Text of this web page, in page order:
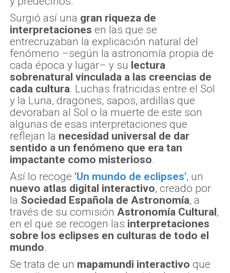
la necesidad de comprenderlos, registrarlos
y predecirlos.
Surgió así unagran riqueza de
interpretacionesen las que se
entrecruzaban la explicación natural del
fenómeno –según la astronomía propia de
cada época y lugar– y sulectura
sobrenatural vinculada a las creencias de
cada cultura. Luchas fratricidas entre el Sol
y la Luna, dragones, sapos, ardillas que
devoraban al Sol o la muerte de este son
algunas de esas interpretaciones que
reflejan lanecesidad universal de dar
sentido a un fenómeno que era tan
impactante como misterioso.
Así lo recoge'Un mundo de eclipses', un
nuevo atlas digital interactivo, creado por
laSociedad Española de Astronomía, a
través de su comisiónAstronomía Cultural
en el que se recogen lasinterpretaciones
sobre los eclipses en culturas de todo el
mundo.